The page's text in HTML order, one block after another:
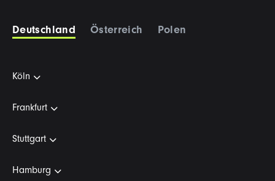
Deutschland Österreich Polen
Köln
Frankfurt
Stuttgart
Hamburg